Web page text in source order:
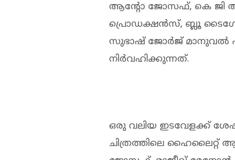
ആന്റോ ജോസഫ്, കെ ജി
പ്രൊഡക്ഷൻസ്, ബ്ലൂ
സുഭാഷ് ജോര്‍ജ് മാനുവല്‍
നിർവഹിക്കുന്നത്.
ഒരു വലിയ ഇടവേളക്ക്
ചിത്രത്തിലെ ഹൈലൈറ്റ്